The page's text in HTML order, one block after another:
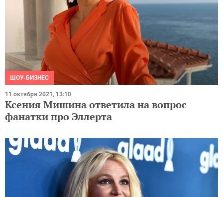
ШОУ-БИЗНЕС
11 октября 2021, 13:10
Ксения Мишина ответила на вопрос
фанатки про Эллерта